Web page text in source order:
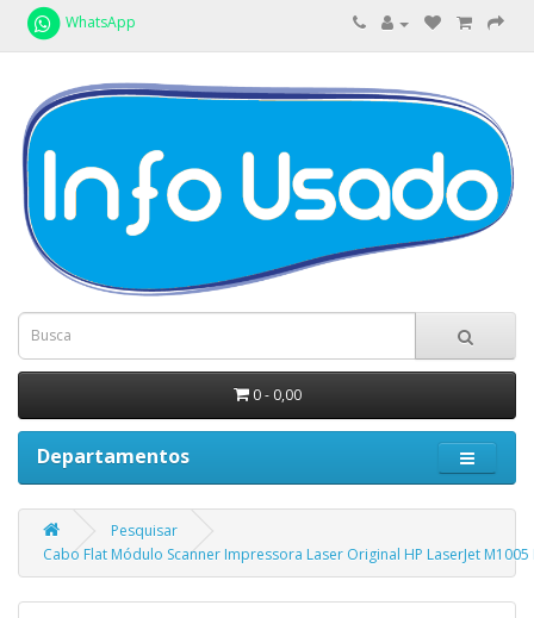
WhatsApp
0 - 0,00
Departamentos
Pesquisar
Cabo Flat Módulo Scanner Impressora Laser Original HP LaserJet M1005